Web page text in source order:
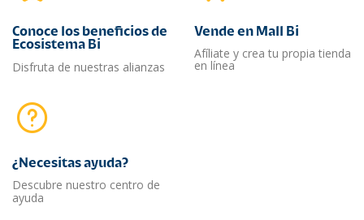
Conoce los beneficios de
Ecosistema Bi
Disfruta de nuestras alianzas
Vende en Mall Bi
Afíliate y crea tu propia tienda
en línea
¿Necesitas ayuda?​
Descubre nuestro centro de
ayuda